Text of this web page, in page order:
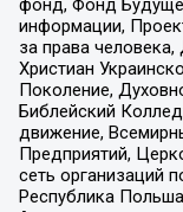
фонд, Фонд
информации,
за права человека,
Христиан
Поколение,
Библейский
движение,
Предприятий,
сеть организаций
Республика